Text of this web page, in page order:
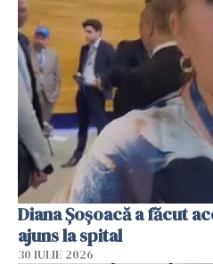
Diana Șoșoacă a făcut
ajuns la spital
30 IULIE 2026